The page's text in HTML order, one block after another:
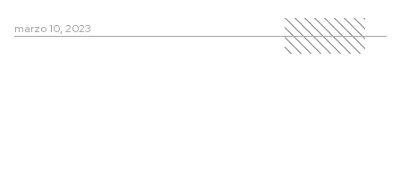
marzo 10, 2023